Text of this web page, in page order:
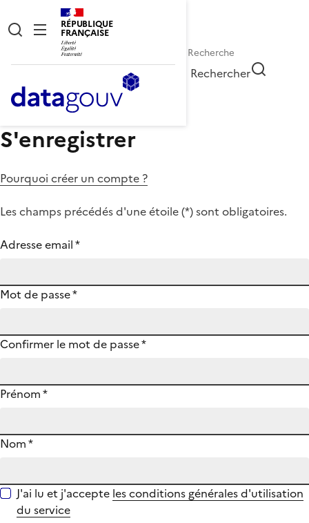
RÉPUBLIQUE
FRANÇAISE
Rechercher
S'enregistrer
Pourquoi créer un compte ?
Les champs précédés d'une étoile (*) sont obligatoires.
Adresse email*
Mot de passe*
Confirmer le mot de passe*
Prénom*
Nom*
J'ai lu et j'accepte les conditions générales d'utilisation
du service